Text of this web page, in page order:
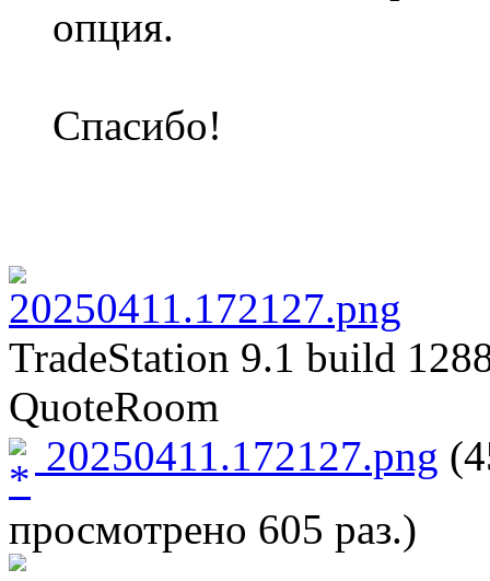
опция.
Спасибо!
TradeStation 9.1 build
QuoteRoom
20250411.172127.png
просмотрено 605 раз.)